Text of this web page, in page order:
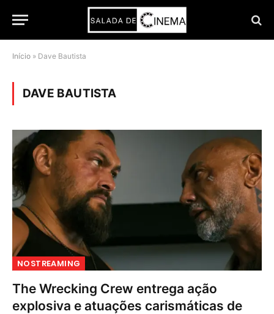
Início » Dave Bautista
DAVE BAUTISTA
NOSTREAMING
The Wrecking Crew entrega ação
explosiva e atuações carismáticas de